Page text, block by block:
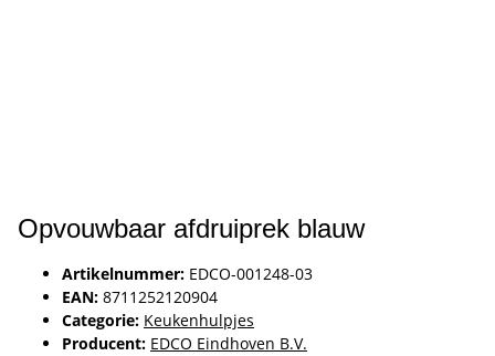
Opvouwbaar afdruiprek blauw
Artikelnummer: EDCO-001248-03
EAN: 8711252120904
Categorie: Keukenhulpjes
Producent: EDCO Eindhoven B.V.